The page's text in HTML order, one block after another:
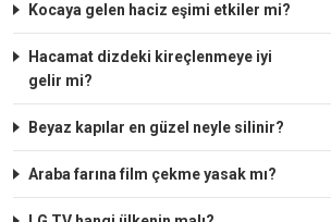
Kocaya gelen haciz eşimi etkiler mi?
Hacamat dizdeki kireçlenmeye iyi
gelir mi?
Beyaz kapılar en güzel neyle silinir?
Araba farına film çekme yasak mı?